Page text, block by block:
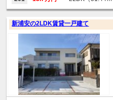
新浦安の2LDK賃貸一戸建て